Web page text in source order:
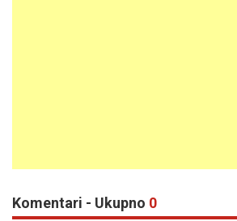
Komentari - Ukupno 0